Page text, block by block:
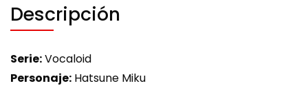
Descripción
Serie:Vocaloid
Personaje: Hatsune Miku